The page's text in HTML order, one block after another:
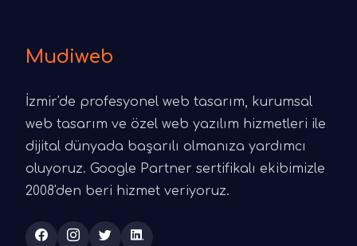
Mudiweb
İzmir'de profesyonel web tasarım, kurumsal
web tasarım ve özel web yazılım hizmetleri ile
dijital dünyada başarılı olmanıza yardımcı
oluyoruz. Google Partner sertifikalı ekibimizle
2008'den beri hizmet veriyoruz.